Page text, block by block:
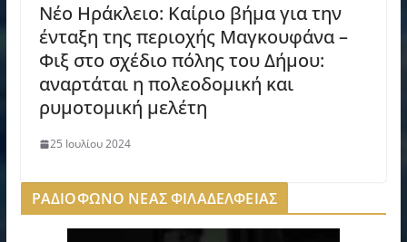
Νέο Ηράκλειο: Καίριο βήμα για την
ένταξη της περιοχής Μαγκουφάνα –
Φιξ στο σχέδιο πόλης του Δήμου:
αναρτάται η πολεοδομική και
ρυμοτομική μελέτη
25 Ιουλίου 2024
ΡΑΔΙΟΦΩΝΟ ΝΕΑΣ ΦΙΛΑΔΕΛΦΕΙΑΣ